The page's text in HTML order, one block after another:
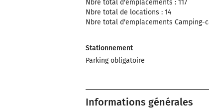
Nbre total d'emplacements : 117
Nbre total de locations : 14
Nbre total d'emplacements Camping-
Stationnement
Parking obligatoire
Informations générales